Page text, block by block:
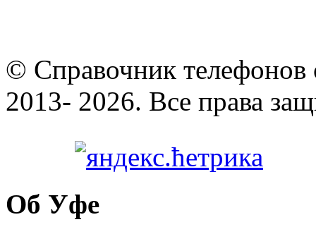
© Cправочник телефонов
2013- 2026. Все права
Об Уфе